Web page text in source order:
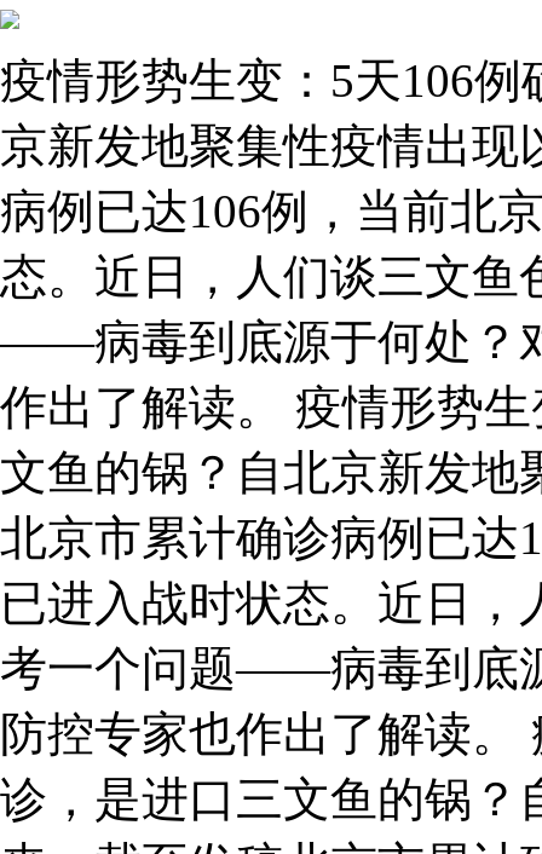
疫情形势生变：5天106
京新发地聚集性疫情出现
病例已达106例，当前北
态。近日，人们谈三文鱼
——病毒到底源于何处？
作出了解读。 疫情形势
文鱼的锅？自北京新发地
北京市累计确诊病例已达
已进入战时状态。近日
考一个问题——病毒到底
防控专家也作出了解读。
诊，是进口三文鱼的锅？